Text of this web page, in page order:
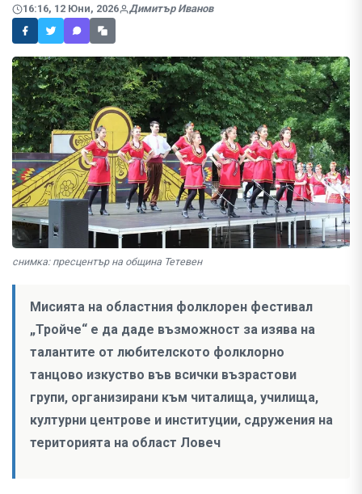
16:16, 12 Юни, 2026 Димитър Иванов
снимка: пресцентър на община Тетевен
Мисията на областния фолклорен фестивал
„Тройче“ е да даде възможност за изява на
талантите от любителското фолклорно
танцово изкуство във всички възрастови
групи, организирани към читалища, училища,
културни центрове и институции, сдружения на
територията на област Ловеч